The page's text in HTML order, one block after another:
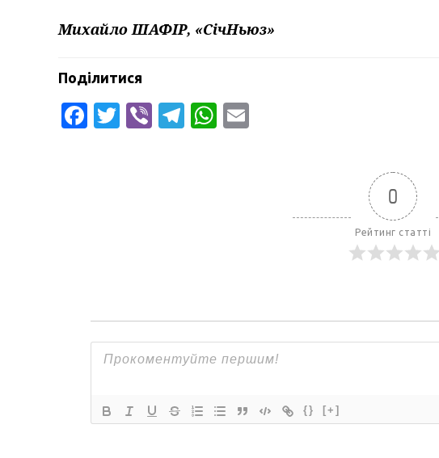
Михайло ШАФІР, «СічНьюз»
Поділитися
Facebook
Twitter
ViberTelegram
WhatsApp
0
Рейтинг статті
{} [+]